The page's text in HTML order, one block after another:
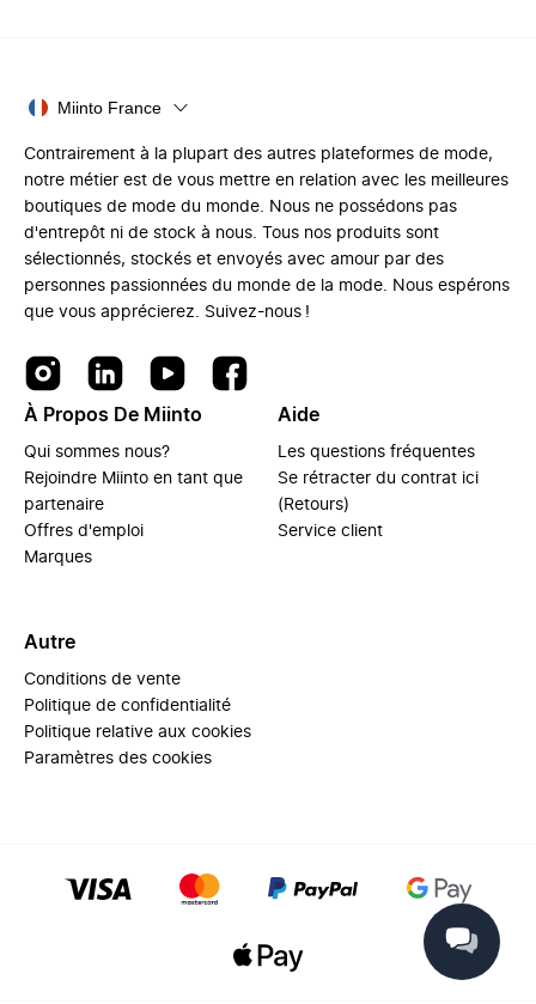
Miinto France
Contrairement à la plupart des autres plateformes de mode,
notre métier est de vous mettre en relation avec les meilleures
boutiques de mode du monde. Nous ne possédons pas
d'entrepôt ni de stock à nous. Tous nos produits sont
sélectionnés, stockés et envoyés avec amour par des
personnes passionnées du monde de la mode. Nous espérons
que vous apprécierez. Suivez-nous !
À Propos De Miinto
Qui sommes nous?
Rejoindre Miinto en tant que
partenaire
Offres d'emploi
Marques
Aide
Les questions fréquentes
Se rétracter du contrat ici
(Retours)
Service client
Autre
Conditions de vente
Politique de confidentialité
Politique relative aux cookies
Paramètres des cookies